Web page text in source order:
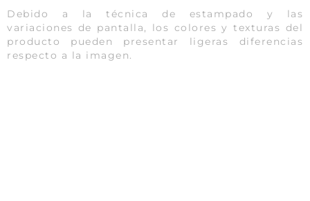
Debido a la técnica de estampado y las
variaciones de pantalla, los colores y texturas del
producto pueden presentar ligeras diferencias
respecto a la imagen.